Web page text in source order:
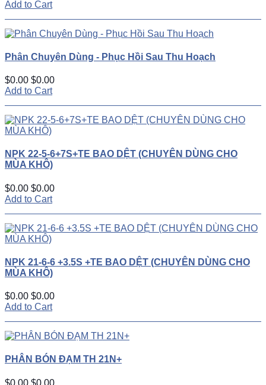
Add to Cart
Phân Chuyên Dùng - Phục Hồi Sau Thu Hoạch
$0.00 $0.00
Add to Cart
NPK 22-5-6+7S+TE BAO DỆT (CHUYÊN DÙNG CHO
MÙA KHÔ)
$0.00 $0.00
Add to Cart
NPK 21-6-6 +3.5S +TE BAO DỆT (CHUYÊN DÙNG CHO
MÙA KHÔ)
$0.00 $0.00
Add to Cart
PHÂN BÓN ĐẠM TH 21N+
$0.00 $0.00